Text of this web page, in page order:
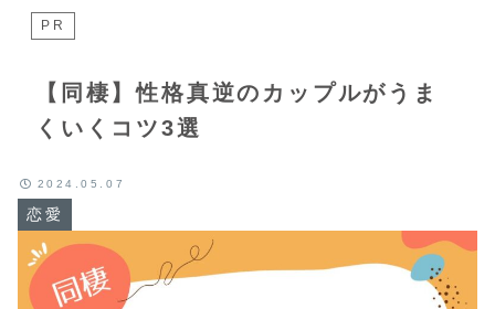
PR
【同棲】性格真逆のカップルがうま
くいくコツ3選
恋愛
2024.05.07